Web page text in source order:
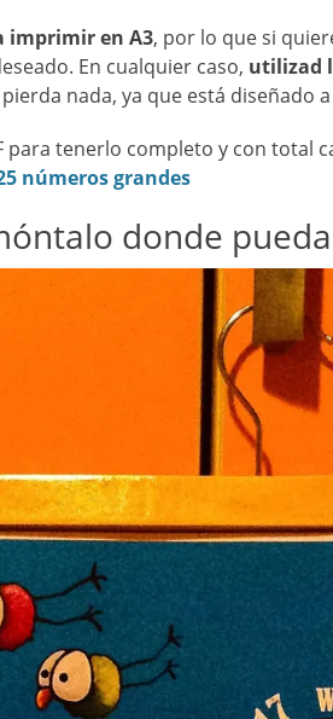
imprimir en A3, por lo que si
En cualquier caso, utilizad
nada, ya que está diseñado
para tenerlo completo y con total
números grandes
donde